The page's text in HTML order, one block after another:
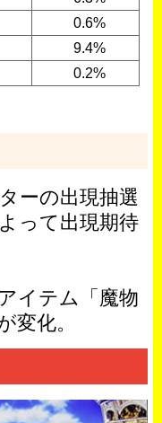
00.6%
09.4%
00.2%
ーの出現抽選
って出現期待
イテム「魔物
変化。